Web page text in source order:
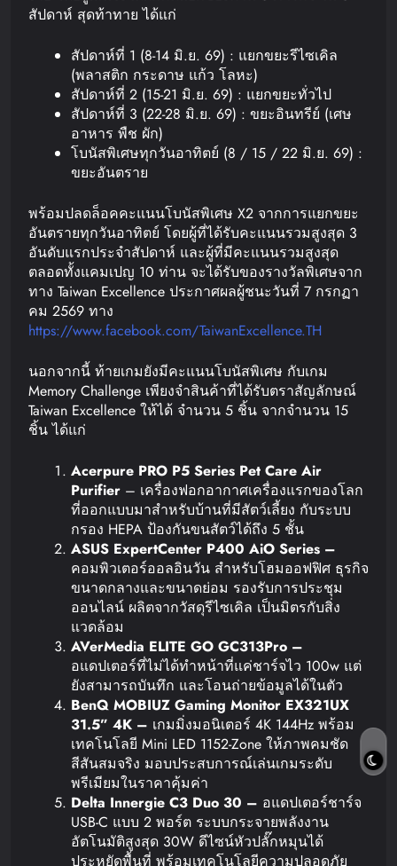
สัปดาห์ สุดท้าทาย ได้แก่
สัปดาห์ที่ 1 (8-14 มิ.ย. 69) : แยกขยะรีไซเคิล
(พลาสติก กระดาษ แก้ว โลหะ)
สัปดาห์ที่ 2 (15-21 มิ.ย. 69) : แยกขยะทั่วไป
สัปดาห์ที่ 3 (22-28 มิ.ย. 69) : ขยะอินทรีย์ (เศษ
อาหาร พืช ผัก)
โบนัสพิเศษทุกวันอาทิตย์ (8 / 15 / 22 มิ.ย. 69) :
ขยะอันตราย
พร้อมปลดล็อคคะแนนโบนัสพิเศษ X2 จากการแยกขยะ
อันตรายทุกวันอาทิตย์ โดยผู้ที่ได้รับคะแนนรวมสูงสุด 3
อันดับแรกประจำสัปดาห์ และผู้ที่มีคะแนนรวมสูงสุด
ตลอดทั้งแคมเปญ 10 ท่าน จะได้รับของรางวัลพิเศษจาก
ทาง Taiwan Excellence ประกาศผลผู้ชนะวันที่ 7 กรกฏา
คม 2569 ทาง
https://www.facebook.com/TaiwanExcellence.TH
นอกจากนี้ ท้ายเกมยังมีคะแนนโบนัสพิเศษ กับเกม
Memory Challenge เพียงจำสินค้าที่ได้รับตราสัญลักษณ์
Taiwan Excellence ให้ได้ จำนวน 5 ชิ้น จากจำนวน 15
ชิ้น ได้แก่
Acerpure PRO P5 Series Pet Care Air
Purifier – เครื่องฟอกอากาศเครื่องแรกของโลก
ที่ออกแบบมาสำหรับบ้านที่มีสัตว์เลี้ยง กับระบบ
กรอง HEPA ป้องกันขนสัตว์ได้ถึง 5 ชั้น
ASUS ExpertCenter P400 AiO Series –
คอมพิวเตอร์ออลอินวัน สำหรับโฮมออฟฟิศ ธุรกิจ
ขนาดกลางและขนาดย่อม รองรับการประชุม
ออนไลน์ ผลิตจากวัสดุรีไซเคิล เป็นมิตรกับสิ่ง
แวดล้อม
AVerMedia ELITE GO GC313Pro –
อแดปเตอร์ที่ไม่ได้ทำหน้าที่แค่ชาร์จไว 100w แต่
ยังสามารถบันทึก และโอนถ่ายข้อมูลได้ในตัว
BenQ MOBIUZ Gaming Monitor EX321UX
31.5” 4K – เกมมิ่งมอนิเตอร์ 4K 144Hz พร้อม
เทคโนโลยี Mini LED 1152-Zone ให้ภาพคมชัด
สีสันสมจริง มอบประสบการณ์เล่นเกมระดับ
พรีเมียมในราคาคุ้มค่า
Delta Innergie C3 Duo 30 – อแดปเตอร์ชาร์จ
USB-C แบบ 2 พอร์ต ระบบกระจายพลังงาน
อัตโนมัติสูงสุด 30W ดีไซน์หัวปลั๊กหมุนได้
ประหยัดพื้นที่ พร้อมเทคโนโลยีความปลอดภัย